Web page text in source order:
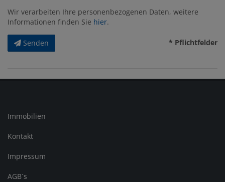
Wir verarbeiten Ihre personenbezogenen Daten, weitere
Informationen finden Sie hier.
Senden * Pflichtfelder
Immobilien
Kontakt
Impressum
AGB´s